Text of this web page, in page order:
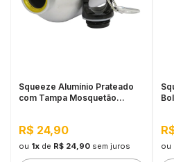
Squeeze Alumínio Prateado
com Tampa Mosquetão
R$ 24,90
ou 1xde R$ 24,90 sem juros ou